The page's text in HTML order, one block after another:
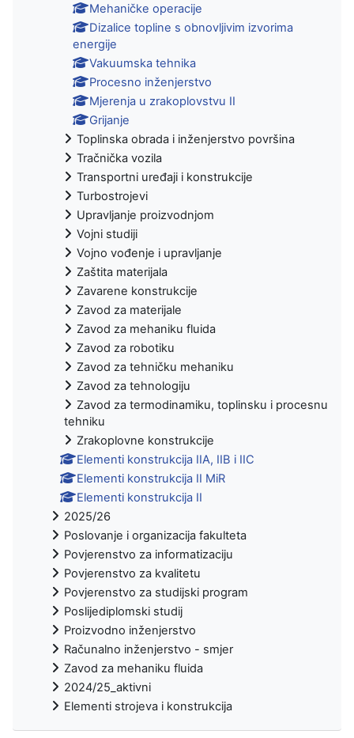
Mehaničke operacije
Dizalice topline s obnovljivim izvorima
energije
Vakuumska tehnika
Procesno inženjerstvo
Mjerenja u zrakoplovstvu II
Grijanje
Toplinska obrada i inženjerstvo površina
Tračnička vozila
Transportni uređaji i konstrukcije
Turbostrojevi
Upravljanje proizvodnjom
Vojni studiji
Vojno vođenje i upravljanje
Zaštita materijala
Zavarene konstrukcije
Zavod za materijale
Zavod za mehaniku fluida
Zavod za robotiku
Zavod za tehničku mehaniku
Zavod za tehnologiju
Zavod za termodinamiku, toplinsku i procesnu
tehniku
Zrakoplovne konstrukcije
Elementi konstrukcija IIA, IIB i IIC
Elementi konstrukcija II MiR
Elementi konstrukcija II
2025/26
Poslovanje i organizacija fakulteta
Povjerenstvo za informatizaciju
Povjerenstvo za kvalitetu
Povjerenstvo za studijski program
Poslijediplomski studij
Proizvodno inženjerstvo
Računalno inženjerstvo - smjer
Zavod za mehaniku fluida
2024/25_aktivni
Elementi strojeva i konstrukcija